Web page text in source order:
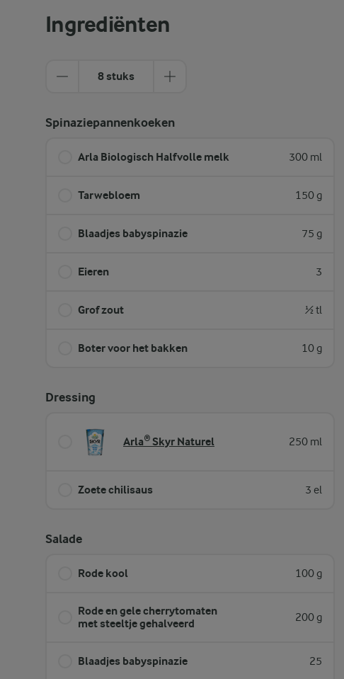
Ingrediënten
8 stuks
Spinaziepannenkoeken
Arla Biologisch Halfvolle melk 300 ml
Tarwebloem 150 g
Blaadjes babyspinazie 75 g
Eieren 3
Grof zout ½ tl
Boter voor het bakken 10 g
Dressing
Arla® Skyr Naturel 250 ml
Zoete chilisaus 3 el
Salade
Rode kool 100 g
Rode en gele cherrytomaten
met steeltje gehalveerd
200 g
Blaadjes babyspinazie 25